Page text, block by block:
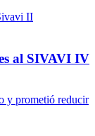
al SIVAVI IV